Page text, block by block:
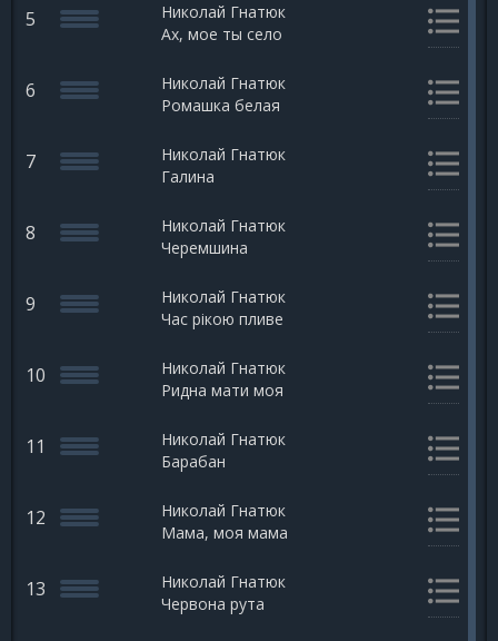
5
Николай Гнатюк
Ах, мое ты село
6
Николай Гнатюк
Ромашка белая
7
Николай Гнатюк
Галина
8
Николай Гнатюк
Черемшина
9
Николай Гнатюк
Час рікою пливе
10
Николай Гнатюк
Ридна мати моя
11
Николай Гнатюк
Барабан
12
Николай Гнатюк
Мама, моя мама
13
Николай Гнатюк
Червона рута